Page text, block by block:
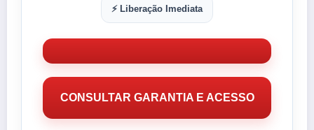
⚡ Liberação Imediata
CONSULTAR GARANTIA E ACESSO